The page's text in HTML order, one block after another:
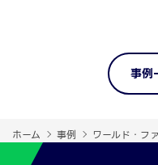
事例
ホーム 事例 ワールド・フ